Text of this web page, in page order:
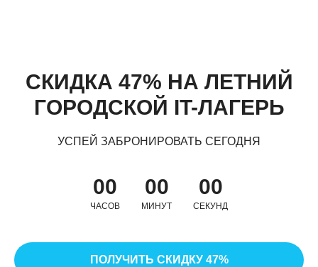
СКИДКА 47% НА ЛЕТНИЙ
ГОРОДСКОЙ IT-ЛАГЕРЬ
УСПЕЙ ЗАБРОНИРОВАТЬ СЕГОДНЯ
00
ЧАСОВ
00
МИНУТ
00
СЕКУНД
ПОЛУЧИТЬ СКИДКУ 47%